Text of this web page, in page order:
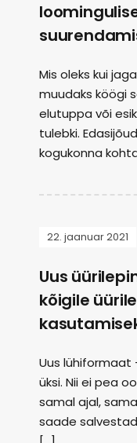
Mis oleks kui
muudaks köögi
elutuppa või
tulebki.
kogukonna
22. jaanuar 2021
Uus
kõigile
Uus
üksi. Nii ei pea
samal ajal,
saade